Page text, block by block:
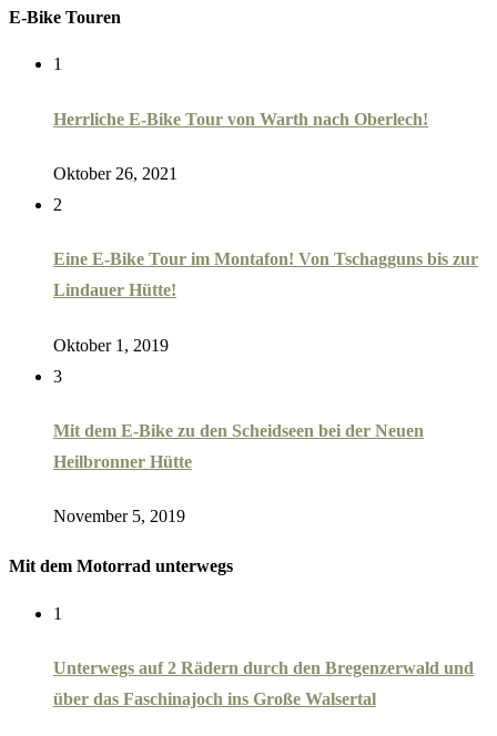
E-Bike Touren
1
Herrliche E-Bike Tour von Warth nach Oberlech!
Oktober 26, 2021
2
Eine E-Bike Tour im Montafon! Von Tschagguns bis zur
Lindauer Hütte!
Oktober 1, 2019
3
Mit dem E-Bike zu den Scheidseen bei der Neuen
Heilbronner Hütte
November 5, 2019
Mit dem Motorrad unterwegs
1
Unterwegs auf 2 Rädern durch den Bregenzerwald und
über das Faschinajoch ins Große Walsertal